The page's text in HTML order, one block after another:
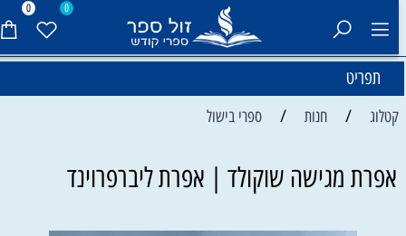
0 0
תפריט
קטלוג / חנות / ספרי בישול
אפרת מגישה שוקולד | אפרת ליברפרוינד